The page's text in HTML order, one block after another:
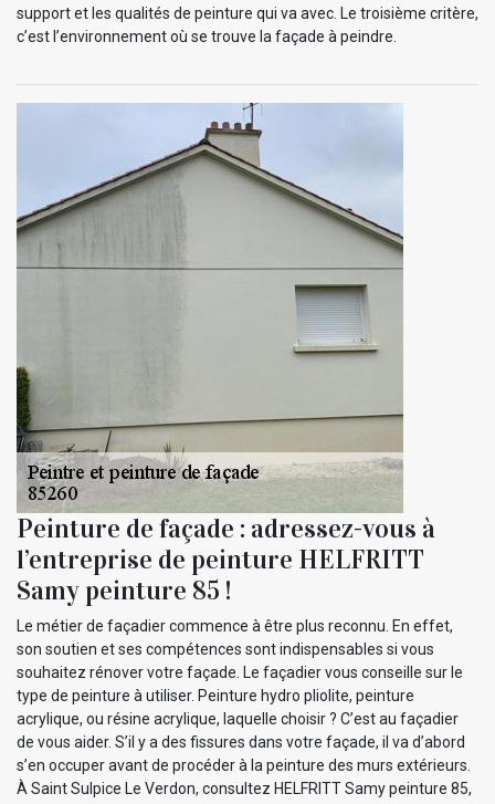
support et les qualités de peinture qui va avec. Le troisième critère,
c’est l’environnement où se trouve la façade à peindre.
Peinture de façade : adressez-vous à
l’entreprise de peinture HELFRITT
Samy peinture 85 !
Le métier de façadier commence à être plus reconnu. En effet,
son soutien et ses compétences sont indispensables si vous
souhaitez rénover votre façade. Le façadier vous conseille sur le
type de peinture à utiliser. Peinture hydro pliolite, peinture
acrylique, ou résine acrylique, laquelle choisir ? C’est au façadier
de vous aider. S’il y a des fissures dans votre façade, il va d’abord
s’en occuper avant de procéder à la peinture des murs extérieurs.
À Saint Sulpice Le Verdon, consultez HELFRITT Samy peinture 85,